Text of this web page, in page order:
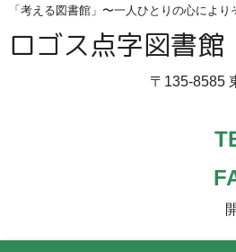
「考える図書館」〜一人ひとりの心により
ロゴス点字図書館
〒135-8585